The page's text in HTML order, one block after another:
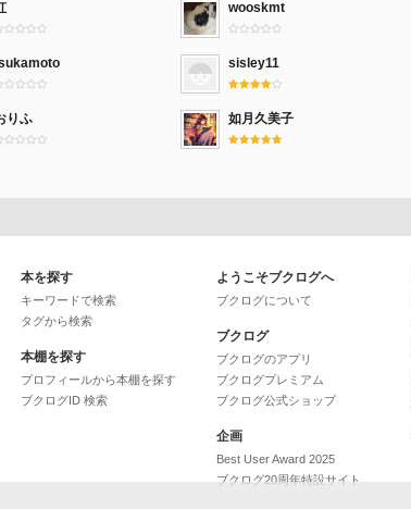
wooskmt
sisley11
りふ 如月久美子
本を探す
キーワードで検索
タグから検索
本棚を探す
プロフィールから本棚を探す
ブクログID 検索
ようこそブクログへ
ブクログについて
ブクログ
ブクログのアプリ
ブクログプレミアム
ブクログ公式ショップ
企画
Best User Award 2025
ブクログ20周年特設サイト